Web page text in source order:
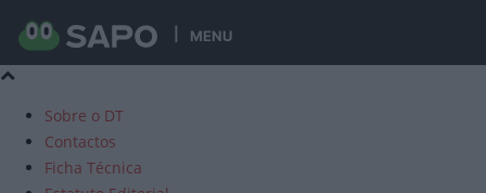
MENU
Sobre o DT
Contactos
Ficha Técnica